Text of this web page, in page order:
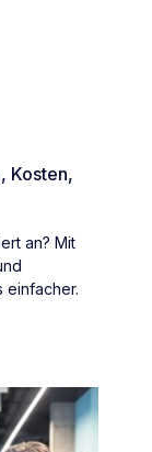
Kosten,
an? Mit
einfacher.